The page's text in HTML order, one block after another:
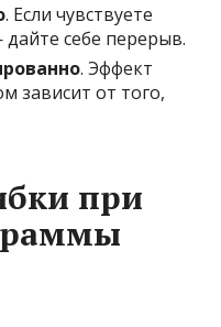
. Если чувствуете
себе перерыв.
. Эффект
зависит от того,
при